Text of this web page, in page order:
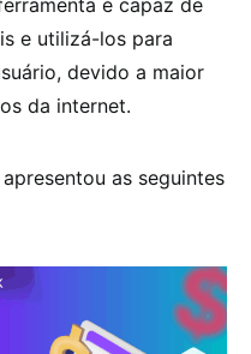
e utilizá-los para
devido a maior
da internet.
as seguintes